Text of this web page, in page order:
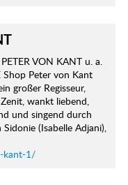
VON KANT u. a.
Peter von Kant
großer Regisseur,
wankt liebend,
und singend durch
(Isabelle Adjani),
kant-1/